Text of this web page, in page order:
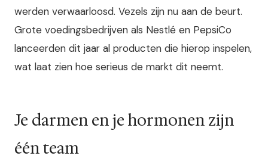
werden verwaarloosd. Vezels zijn nu aan de beurt.
Grote voedingsbedrijven als Nestlé en PepsiCo
lanceerden dit jaar al producten die hierop inspelen,
wat laat zien hoe serieus de markt dit neemt.
Je darmen en je hormonen zijn
één team